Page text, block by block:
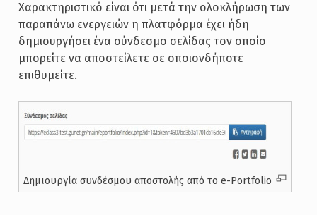
Χαρακτηριστικό είναι ότι μετά την ολοκλήρωση των
παραπάνω ενεργειών η πλατφόρμα έχει ήδη
δημιουργήσει ένα σύνδεσμο σελίδας τον οποίο
μπορείτε να αποστείλετε σε οποιονδήποτε
επιθυμείτε.
Δημιουργία συνδέσμου αποστολής από το e-Portfolio